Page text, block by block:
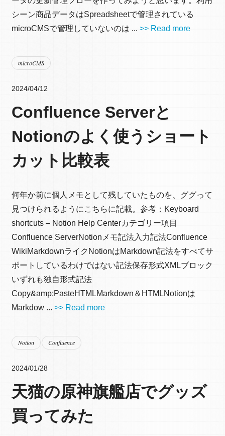
シーン商品データはSpreadsheetで管理されている
microCMSで管理していないのは ... >> Read more
microCMS
2024/04/12
Confluence Serverと
Notionのよく使うショート
カット比較表
何年か前に個人メモとして残していたものを、ググって
見つけられるようにこちらに記載。参考：Keyboard
shortcuts – Notion Help Centerカテゴリー項目
Confluence ServerNotionメモ記法入力記法Confluence
WikiMarkdownライクNotionはMarkdown記法をすべてサ
ポートしているわけではない記法保存形式XMLブロック
いずれも独自形式記法
Copy&amp;PasteHTMLMarkdown＆HTMLNotionは
Markdow ... >> Read more
Notion Confluence
2024/01/28
天猫の原神旗艦店でグッズ
買ってみた